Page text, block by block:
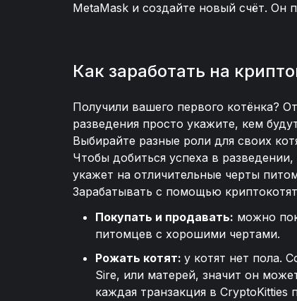
MetaMask и создайте новый счёт. Он
Как заработать на
Получили вашего первого котёнка?
разведения просто укажите, кем
Выбирайте разные роли для своих
Чтобы добиться успеха в
укажет на отличительные черты
Зарабатывать с помощью
Покупать и продавать: можно
питомцев с хорошими чертами.
Рожать котят:у котят нет пола.
Sire, или матерей, значит он
каждая транзакция в